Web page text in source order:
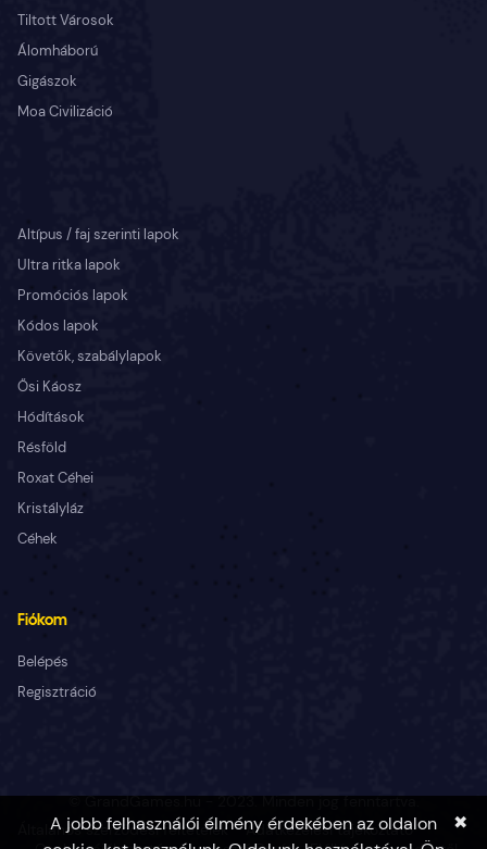
Tiltott Városok
Álomháború
Gigászok
Moa Civilizáció
Altípus / faj szerinti lapok
Ultra ritka lapok
Promóciós lapok
Kódos lapok
Követők, szabálylapok
Ősi Káosz
Hódítások
Résföld
Roxat Céhei
Kristályláz
Céhek
Fiókom
Belépés
Regisztráció
© GrandGames.hu - 2023. Minden jog fenntartva.
Általános szerződési feltételek
Adatkezelési tájékoztató
A jobb felhasználói élmény érdekében az oldalon
✖